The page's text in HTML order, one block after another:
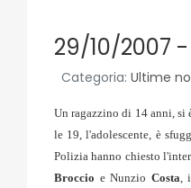
29/10/2007
Categoria: Ultime
Un ragazzino di 14 anni, si
le 19, l'adolescente, è
Polizia hanno chiesto
Broccio e Nunzio Costa,